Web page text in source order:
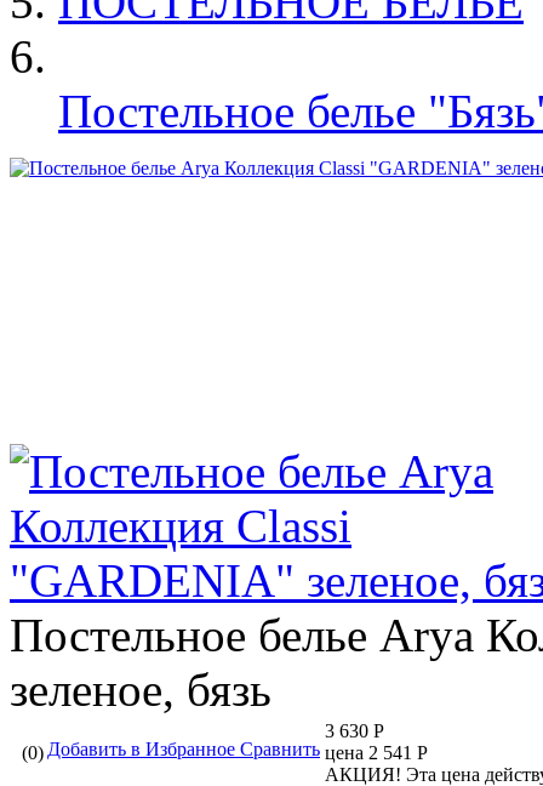
Постельное белье
Постельное белье Arya
зеленое, бязь
(0) Добавить в Избранное Сравнить
3 630 Р
цена 2 541 Р
АКЦИЯ! Эта цена